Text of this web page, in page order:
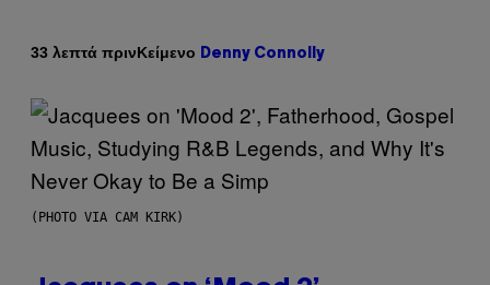
33 λεπτά πρινΚείμενο Denny Connolly
(PHOTO VIA CAM KIRK)